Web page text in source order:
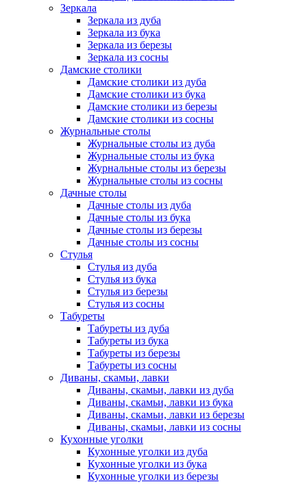
Зеркала
Зеркала из дуба
Зеркала из бука
Зеркала из березы
Зеркала из сосны
Дамские столики
Дамские столики из дуба
Дамские столики из бука
Дамские столики из березы
Дамские столики из сосны
Журнальные столы
Журнальные столы из дуба
Журнальные столы из бука
Журнальные столы из березы
Журнальные столы из сосны
Дачные столы
Дачные столы из дуба
Дачные столы из бука
Дачные столы из березы
Дачные столы из сосны
Стулья
Стулья из дуба
Стулья из бука
Стулья из березы
Стулья из сосны
Табуреты
Табуреты из дуба
Табуреты из бука
Табуреты из березы
Табуреты из сосны
Диваны, скамьи, лавки
Диваны, скамьи, лавки из дуба
Диваны, скамьи, лавки из бука
Диваны, скамьи, лавки из березы
Диваны, скамьи, лавки из сосны
Кухонные уголки
Кухонные уголки из дуба
Кухонные уголки из бука
Кухонные уголки из березы